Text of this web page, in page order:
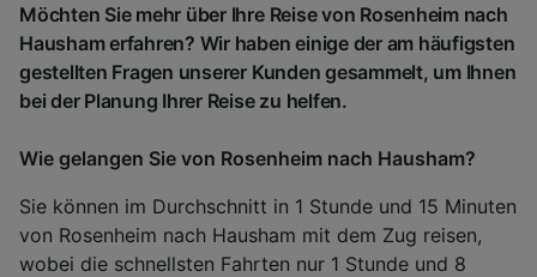
Möchten Sie mehr über Ihre Reise von Rosenheim nach
Hausham erfahren? Wir haben einige der am häufigsten
gestellten Fragen unserer Kunden gesammelt, um Ihnen
bei der Planung Ihrer Reise zu helfen.
Wie gelangen Sie von Rosenheim nach Hausham?
Sie können im Durchschnitt in 1 Stunde und 15 Minuten
von Rosenheim nach Hausham mit dem Zug reisen,
wobei die schnellsten Fahrten nur 1 Stunde und 8